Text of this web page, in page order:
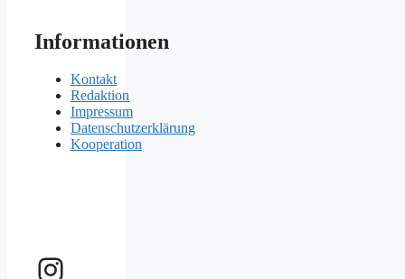
Informationen
Kontakt
Redaktion
Impressum
Datenschutzerklärung
Kooperation
Instagram